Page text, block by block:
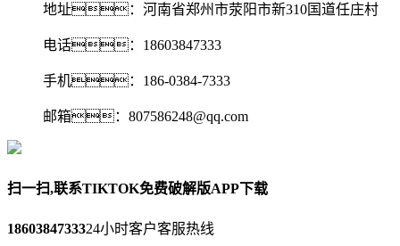
地址：河南省郑州市荥阳市新310国道任庄村
电话：18603847333
手机：186-0384-7333
邮箱：807586248@qq.com‬
扫一扫,联系TIKTOK免费破解版APP下载
1860384733324小时客户客服热线